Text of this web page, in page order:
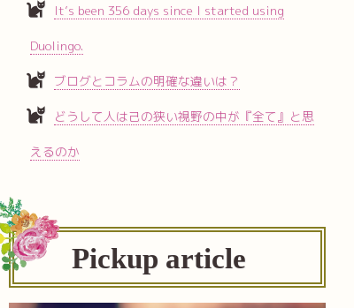
It’s been 356 days since I started using
Duolingo.
ブログとコラムの明確な違いは？
どうして人は己の狭い視野の中が『全て』と思
えるのか
Pickup article